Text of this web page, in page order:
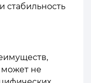
стабильность
может не